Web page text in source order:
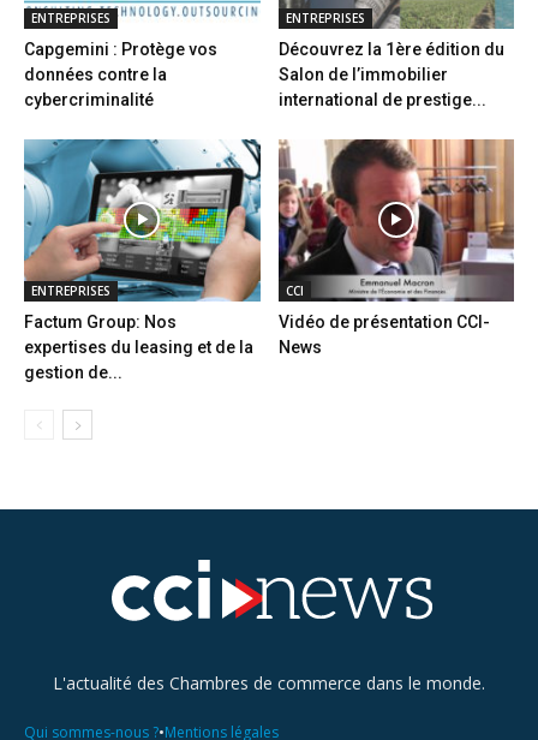
ENTREPRISES
Capgemini : Protège vos
données contre la
cybercriminalité
ENTREPRISES
Découvrez la 1ère édition du
Salon de l’immobilier
international de prestige...
ENTREPRISES
Factum Group: Nos
expertises du leasing et de la
gestion de...
CCI
Vidéo de présentation CCI-
News
L'actualité des Chambres de commerce dans le monde.
Qui sommes-nous ?•Mentions légales